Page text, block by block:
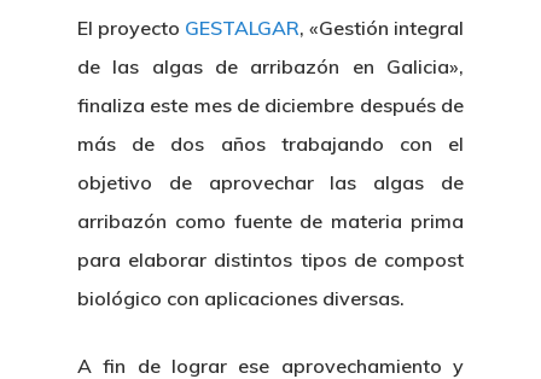
El proyecto GESTALGAR, «Gestión integral
de las algas de arribazón en Galicia»,
finaliza este mes de diciembre después de
más de dos años trabajando con el
objetivo de aprovechar las algas de
arribazón como fuente de materia prima
para elaborar distintos tipos de compost
biológico con aplicaciones diversas.
A fin de lograr ese aprovechamiento y